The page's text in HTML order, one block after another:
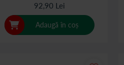
92,90 Lei
Adaugă în coș